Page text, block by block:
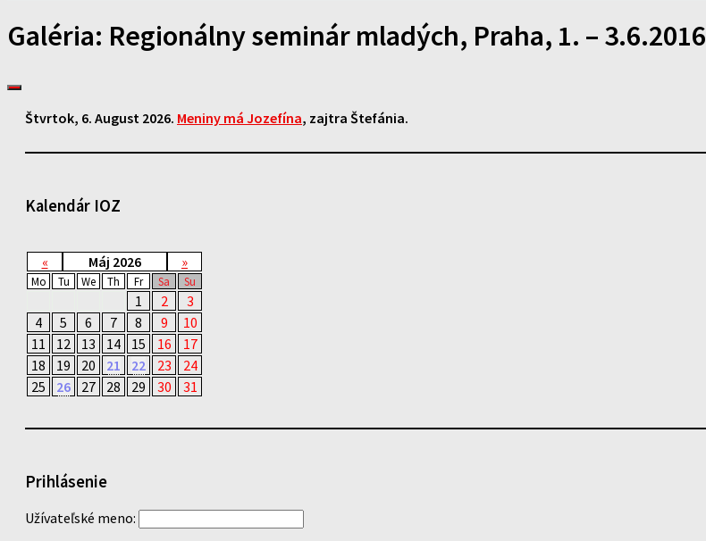
Galéria: Regionálny seminár mladých, Praha, 1. – 3.6.2016
Štvrtok, 6. August 2026. Meniny má Jozefína, zajtra Štefánia.
Kalendár IOZ
« Máj 2026 »
Mo Tu We Th Fr Sa Su
1 2
3
4
5 6 7 8 9
10
11
12 13 14 15 16
17
18
19 20 21 22 23
24
25
26 27 28 29 30 31
Prihlásenie
Užívateľské meno: